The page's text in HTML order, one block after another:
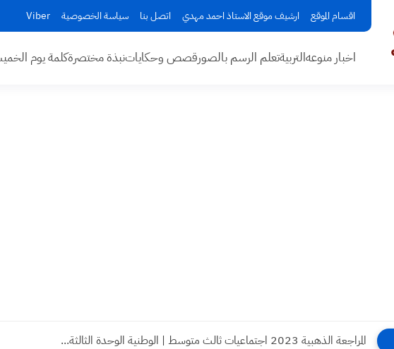
اقسام الموقع ارشيف موقع الاستاذ احمد مهدي اتصل بنا سياسة الخصوصية Viber
اخبار منوعهالتربيةتعلم الرسم بالصورقصص وحكاياتنبذة مختصرةكلمة يوم
المراجعة الذهبية 2023 اجتماعيات ثالث متوسط | الوطنية الوحدة الثالثة...